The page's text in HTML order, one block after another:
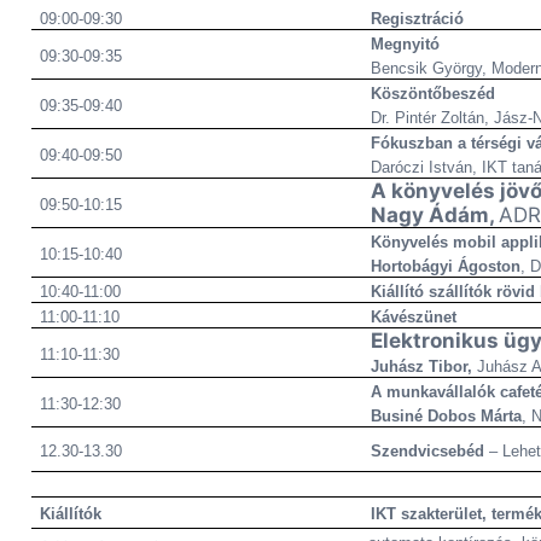
09:00-09:30 Regisztráció
09:30-09:35
Megnyitó
Bencsik György,
09:35-09:40
Köszöntőbeszéd
Dr. Pintér Zoltán, Jász-
09:40-09:50
Fókuszban a térségi
Daróczi István, IKT
09:50-10:15
A könyvelés
Nagy Ádám,
10:15-10:40
Könyvelés mobil
Hortobágyi Ágoston,
10:40-11:00
Kiállító szállítók rövid
11:00-11:10
Kávészünet
11:10-11:30
Elektronikus
Juhász Tibor,Juhász
11:30-12:30
A munkavállalók
Businé Dobos Márta,
12.30-13.30
Szendvicsebéd –
Kiállítók
IKT szakterület,